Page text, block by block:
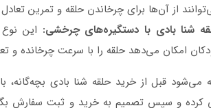
از آن‌ها برای چرخاندن حلقه و تمرین
شنا بادی با دستگیره‌های چرخشی: این
امکان می‌دهد حلقه را با سرعت چرخانده و
می‌شود قبل از خرید حلقه شنا بادی بچه‌گانه،
کرده و سپس تصمیم به خرید و ثبت سفارش